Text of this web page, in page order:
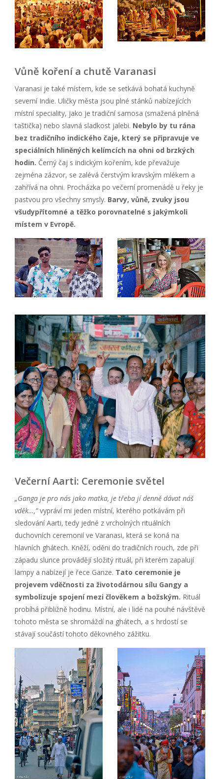
Vůně koření a chutě Varanasi
Varanasi je také místem, kde se setkává bohatá kuchyně
severní Indie. Uličky města jsou plné stánků nabízejících
místní speciality, jako je tradiční samosa (smažená plněná
taštička) nebo slavná sladkost jalebi. Nebylo by tu rána
bez tradičního indického čaje, který se připravuje ve
speciálních hliněných kelímcích na ohni od brzkých
hodin. Černý čaj s indickým kořením, kde převažuje
zejména zázvor, se zalévá čerstvým kravským mlékem a
zahřívá na ohni. Procházka po večerní promenádě u řeky je
pastvou pro všechny smysly. Barvy, vůně, zvuky jsou
všudypřítomné a těžko porovnatelné s jakýmkoli
místem v Evropě.
Večerní Aarti: Ceremonie světel
„Ganga je pro nás jako matka, je třeba jídenně dávat náš
vděk…,”vypráví mi jeden místní, kterého potkávám při
sledování Aarti, tedy jedné z vrcholných rituálních
duchovních ceremonií ve Varanasi, která se koná na
hlavních ghátech. Kněží, oděni do tradičních rouch, zde při
západu slunce provádějí složitý rituál, při kterém zapalují
lampy a nabízejí je řece Ganze. Tato ceremonie je
projevem vděčnosti za životodárnou sílu Gangy a
symbolizuje spojení mezi člověkem a božským. Rituál
probíhá přibližně hodinu. Místní, ale i lidé na pouhé návštěvě
tohoto města se shromáždí na ghátech, a s hrdostí se
stávají součástí tohoto děkovného zážitku.